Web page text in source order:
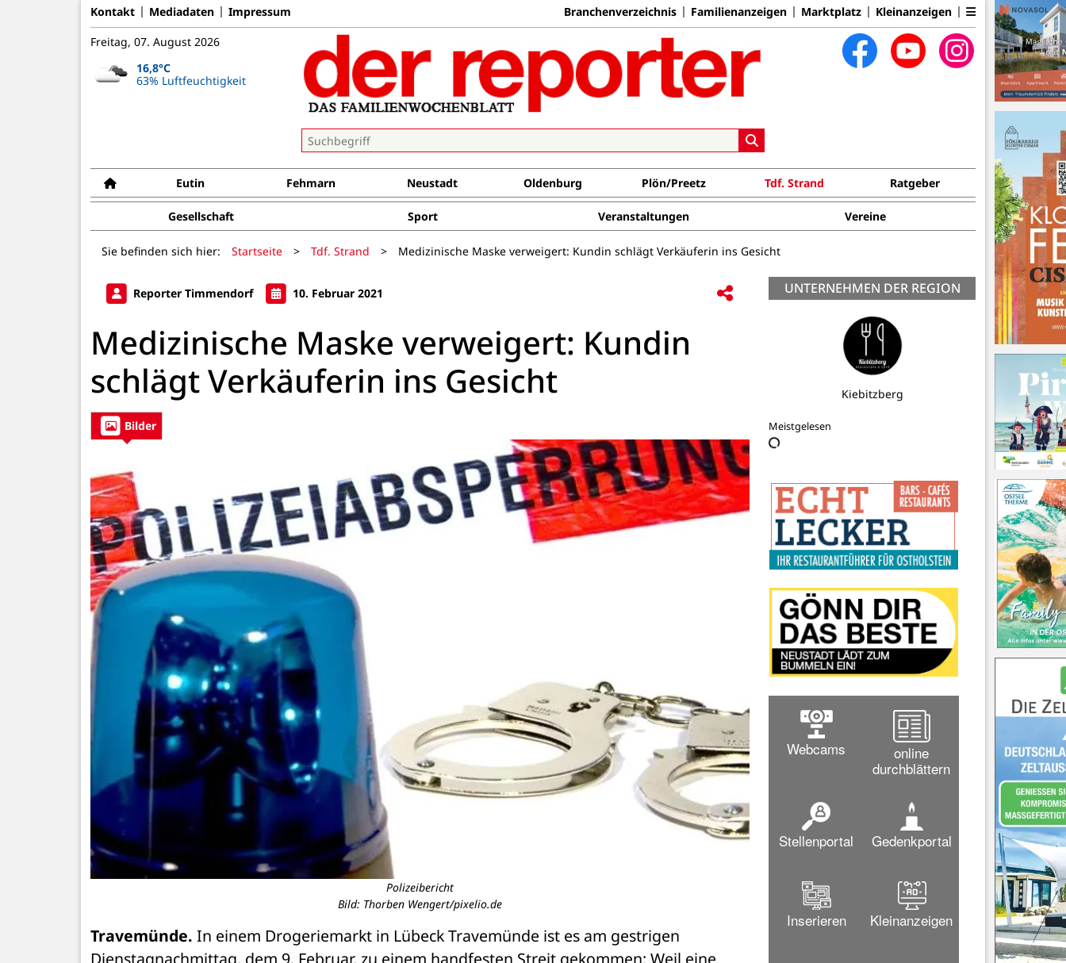
Kontakt Mediadaten Impressum Branchenverzeichnis Familienanzeigen Marktplatz Kleinanzeigen
Freitag, 07. August 2026
16,8°C
63% Luftfeuchtigkeit
Eutin Fehmarn Neustadt Oldenburg Plön/Preetz Tdf. Strand Ratgeber
Gesellschaft Sport Veranstaltungen Vereine
Sie befinden sich hier: Startseite > Tdf. Strand > Medizinische Maske verweigert: Kundin schlägt Verkäuferin ins Gesicht
Reporter Timmendorf 10. Februar 2021
Medizinische Maske verweigert: Kundin
schlägt Verkäuferin ins Gesicht
Bilder
Polizeibericht
Bild: Thorben Wengert/pixelio.de
Travemünde. In einem Drogeriemarkt in Lübeck Travemünde ist es am gestrigen
Dienstagnachmittag, dem 9. Februar, zu einem handfesten Streit gekommen: Weil eine
UNTERNEHMEN DER REGION
Kiebitzberg
Meistgelesen
Webcams
online
durchblättern
Stellenportal Gedenkportal
Inserieren Kleinanzeigen